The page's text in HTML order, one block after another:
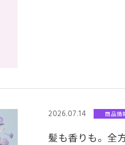
2026.07.14 商品情
髪も香りも。全